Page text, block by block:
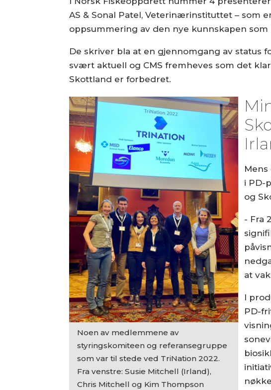
AS & Sonal Patel, Veterinærinstituttet – som
oppsummering av den nye kunnskapen
De skriver bla at en gjennomgang av status
svært aktuell og CMS fremheves som det
Skottland er forbedret.
Noen av medlemmene av
styringskomiteen og referansegruppe
som var til stede ved TriNation 2022.
Fra venstre: Susie Mitchell (Irland),
Chris Mitchell og Kim Thompson
i PD-
og
- Fra
at
I
PD-